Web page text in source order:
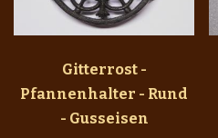
Gitterrost -
Pfannenhalter - Rund
- Gusseisen